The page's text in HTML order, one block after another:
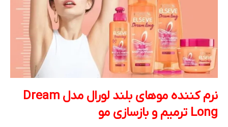
نرم کننده موهای بلند لورال مدل Dream
Long ترمیم و بازسازی مو